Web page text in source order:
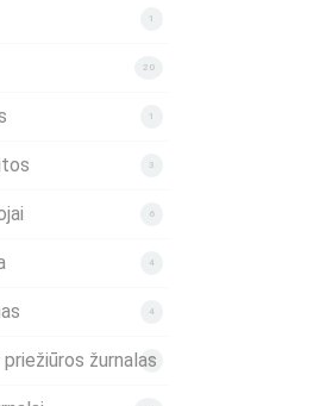
1
20
1
3
6
4
4
2
žurnalas